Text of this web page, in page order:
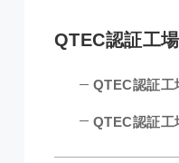
QTEC認証工
QTEC認証工
QTEC認証工